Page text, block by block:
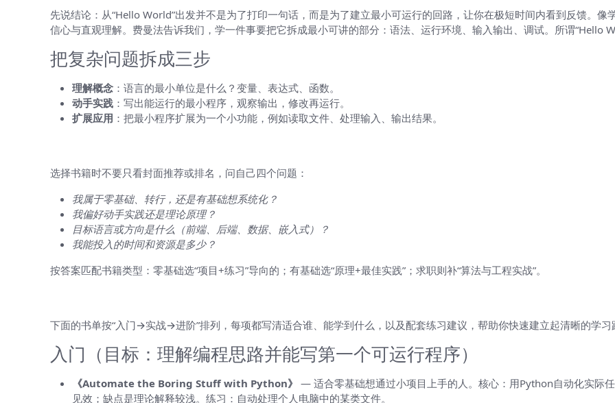
先说结论：从“Hello World”出发并不是为了打印一句话，而是为了建立最小可运行的回路，让你在极短时间内看到反馈。
信心与直观理解。费曼法告诉我们，学一件事要把它拆成最小可讲的部分：语法、运行环境、输入输出、调试。所谓“Hello
把复杂问题拆成三步
理解概念：语言的最小单位是什么？变量、表达式、函数。
动手实践：写出能运行的最小程序，观察输出，修改再运行。
扩展应用 ：把最小程序扩展为一个小功能，例如读取文件、处理输入、输出结果。
选择书籍时不要只看封面推荐或排名，问自己四个问题：
我属于零基础、转行，还是有基础想系统化？
我偏好动手实践还是理论原理？
目标语言或方向是什么（前端、后端、数据、嵌入式）？
我能投入的时间和资源是多少？
按答案匹配书籍类型：零基础选“项目+练习”导向的；有基础选“原理+最佳实践”；求职则补“算法与工程实战”。
下面的书单按“入门→实战→进阶”排列，每项都写清适合谁、能学到什么，以及配套练习建议，帮助你快速建立起清晰的学习
入门（目标：理解编程思路并能写第一个可运行程序）
《Automate the Boring Stuff with Python》 — 适合零基础想通过小项目上手的人。核心：用Python自动化实际
见效；缺点是理论解释较浅。练习：自动处理个人电脑中的某类文件。